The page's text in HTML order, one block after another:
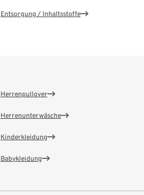
Entsorgung / Inhaltsstoffe
Herrenpullover
Herrenunterwäsche
Kinderkleidung
Babykleidung